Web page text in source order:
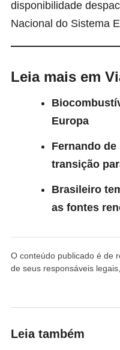
disponibilidade
Nacional do Sistema
Leia mais em
Europa
Fernando
transição
Brasileiro
as fontes
O conteúdo publicado é de
de seus responsáveis
Leia também